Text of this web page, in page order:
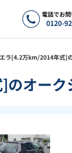
電話でお
0120-
ラ[4.2万km/2014年式]
オーク
1/17